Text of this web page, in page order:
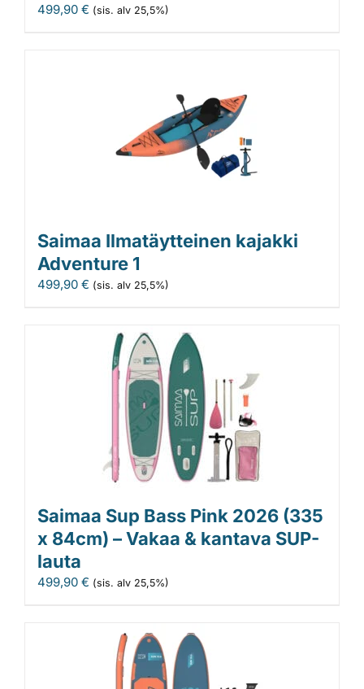
499,90 € (sis. alv 25,5%)
Saimaa Ilmatäytteinen kajakki
Adventure 1
499,90 € (sis. alv 25,5%)
Saimaa Sup Bass Pink 2026 (335
x 84cm) – Vakaa & kantava SUP-
lauta
499,90 € (sis. alv 25,5%)